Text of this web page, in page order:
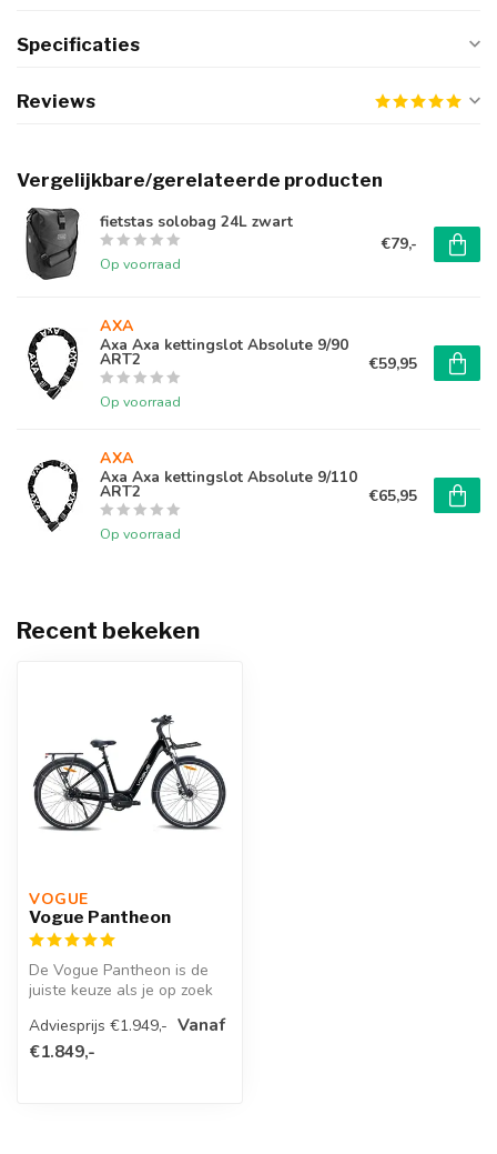
Specificaties
Reviews
Vergelijkbare/gerelateerde producten
fietstas solobag 24L zwart
Op voorraad
€79,-
AXA
Axa Axa kettingslot Absolute 9/90
ART2
Op voorraad
€59,95
AXA
Axa Axa kettingslot Absolute 9/110
ART2
Op voorraad
€65,95
Recent bekeken
VOGUE
Vogue Pantheon
De Vogue Pantheon is de
juiste keuze als je op zoek
b...
Adviesprijs €1.949,- Vanaf
€1.849,-